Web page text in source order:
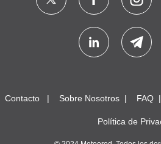
Contacto Sobre Nosotros FAQ
Política de